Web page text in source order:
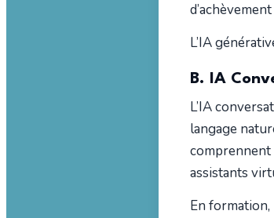
L’IA
B. IA
L’IA
langage
comprennent
assistants
En